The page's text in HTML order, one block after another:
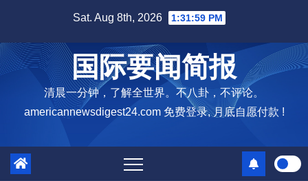
content
Sat. Aug 8th, 2026 1:32:00 PM
国际要闻简报
清晨一分钟，了解全世界。不八卦，不评论。
americannewsdigest24.com 免费登录, 月底自愿付款 !